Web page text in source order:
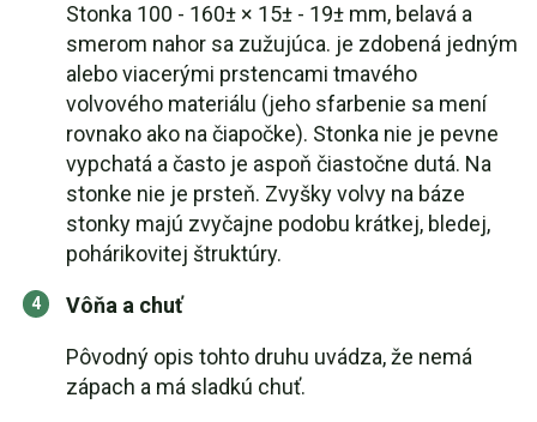
Stonka 100 - 160± × 15± - 19± mm, belavá a
smerom nahor sa zužujúca. je zdobená jedným
alebo viacerými prstencami tmavého
volvového materiálu (jeho sfarbenie sa mení
rovnako ako na čiapočke). Stonka nie je pevne
vypchatá a často je aspoň čiastočne dutá. Na
stonke nie je prsteň. Zvyšky volvy na báze
stonky majú zvyčajne podobu krátkej, bledej,
pohárikovitej štruktúry.
Vôňa a chuť
Pôvodný opis tohto druhu uvádza, že nemá
zápach a má sladkú chuť.